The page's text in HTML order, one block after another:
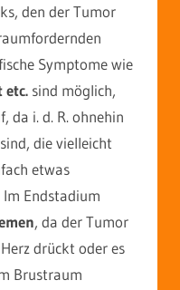
den der Tumor
Symptome wie
sind möglich,
da i. d. R. ohnehin
die vielleicht
etwas
Endstadium
, da der Tumor
drückt oder es
Brustraum